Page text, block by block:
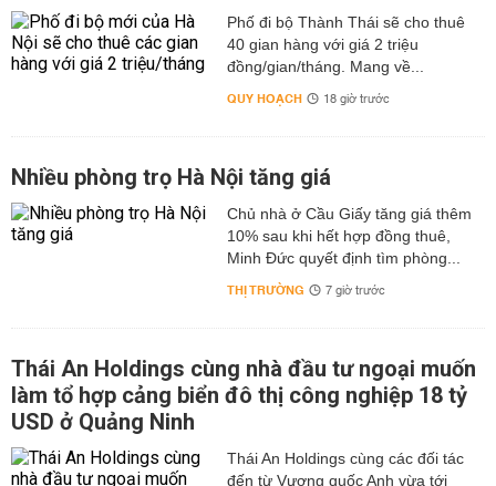
Phố đi bộ Thành Thái sẽ cho thuê
40 gian hàng với giá 2 triệu
đồng/gian/tháng. Mang về...
QUY HOẠCH 18 giờ trước
Nhiều phòng trọ Hà Nội tăng giá
Chủ nhà ở Cầu Giấy tăng giá thêm
10% sau khi hết hợp đồng thuê,
Minh Đức quyết định tìm phòng...
THỊ TRƯỜNG 7 giờ trước
Thái An Holdings cùng nhà đầu tư ngoại muốn
làm tổ hợp cảng biển đô thị công nghiệp 18 tỷ
USD ở Quảng Ninh
Thái An Holdings cùng các đối tác
đến từ Vương quốc Anh vừa tới